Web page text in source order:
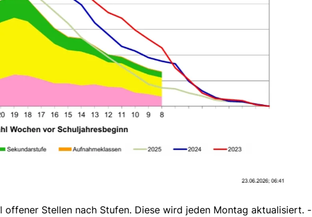
Stellen nach Stufen. Diese wird jeden Montag aktualisiert. -